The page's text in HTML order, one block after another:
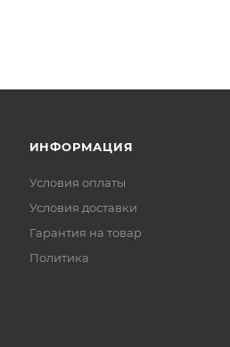
ИНФОРМАЦИЯ
Условия оплаты
Условия доставки
Гарантия на товар
Политика